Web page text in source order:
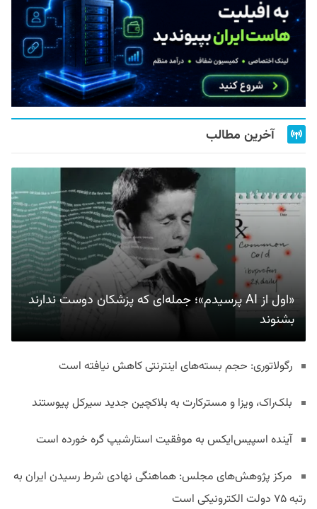
آخرین مطالب
«اول از AI پرسیدم»؛ جمله‌ای که پزشکان دوست ندارند
بشنوند
رگولاتوری: حجم بسته‌های اینترنتی کاهش نیافته است
بلک‌راک، ویزا و مسترکارت به بلاکچین جدید سیرکل پیوستند
آینده اسپیس‌ایکس به موفقیت استارشیپ گره خورده است
مرکز پژوهش‌های مجلس: هماهنگی نهادی شرط رسیدن ایران به
رتبه ۷۵ دولت الکترونیکی است